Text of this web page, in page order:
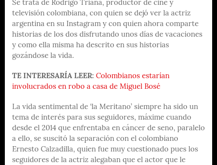
Se trata de Rodrigo Triana, productor de cine y
televisión colombiana, con quien se dejó ver la actriz
argentina en su Instagram y con quien ahora comparte
historias de los dos disfrutando unos días de vacaciones
y como ella misma ha descrito en sus historias
gozándose la vida.
TE INTERESARÍA LEER: Colombianos estarían
involucrados en robo a casa de Miguel Bosé
La vida sentimental de ‘la Meritano’ siempre ha sido un
tema de interés para sus seguidores, máxime cuando
desde el 2014 que enfrentaba en cáncer de seno, paralelo
a ello, se suscitó la separación con el colombiano
Ernesto Calzadilla, quien fue muy cuestionado pues los
seguidores de la actriz alegaban que el actor que le